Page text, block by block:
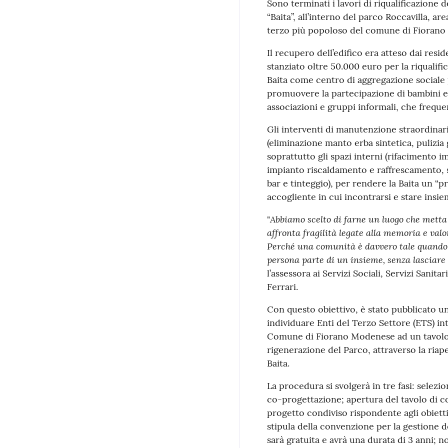
Contenuto
Sono terminati i lavori di riqualificazione
“Baita”, all’interno del parco Roccavilla,
terzo più popoloso del comune di Fiorano
Il recupero dell’edifico era atteso dai
stanziato oltre 50.000 euro per la
Baita come centro di aggregazione
promuovere la partecipazione di bambini
associazioni e gruppi informali, che
Gli interventi di manutenzione
(eliminazione manto erba sintetica,
soprattutto gli spazi interni (rifacimento
impianto riscaldamento e
bar e tinteggio), per rendere la Baita un
accogliente in cui incontrarsi e stare
"Abbiamo scelto di farne un luogo che
affronta fragilità legate alla memoria e
Perché una comunità è davvero tale
persona parte di un insieme, senza
l’assessora ai Servizi Sociali, Servizi
Ferrari.
Con questo obiettivo, è stato pubblicato
individuare Enti del Terzo Settore (ETS)
Comune di Fiorano Modenese ad un
rigenerazione del Parco, attraverso la
Baita.
La procedura si svolgerà in tre fasi:
co-progettazione; apertura del tavolo di
progetto condiviso rispondente agli
stipula della convenzione per la gestione
sarà gratuita e avrà una durata di 3 anni;